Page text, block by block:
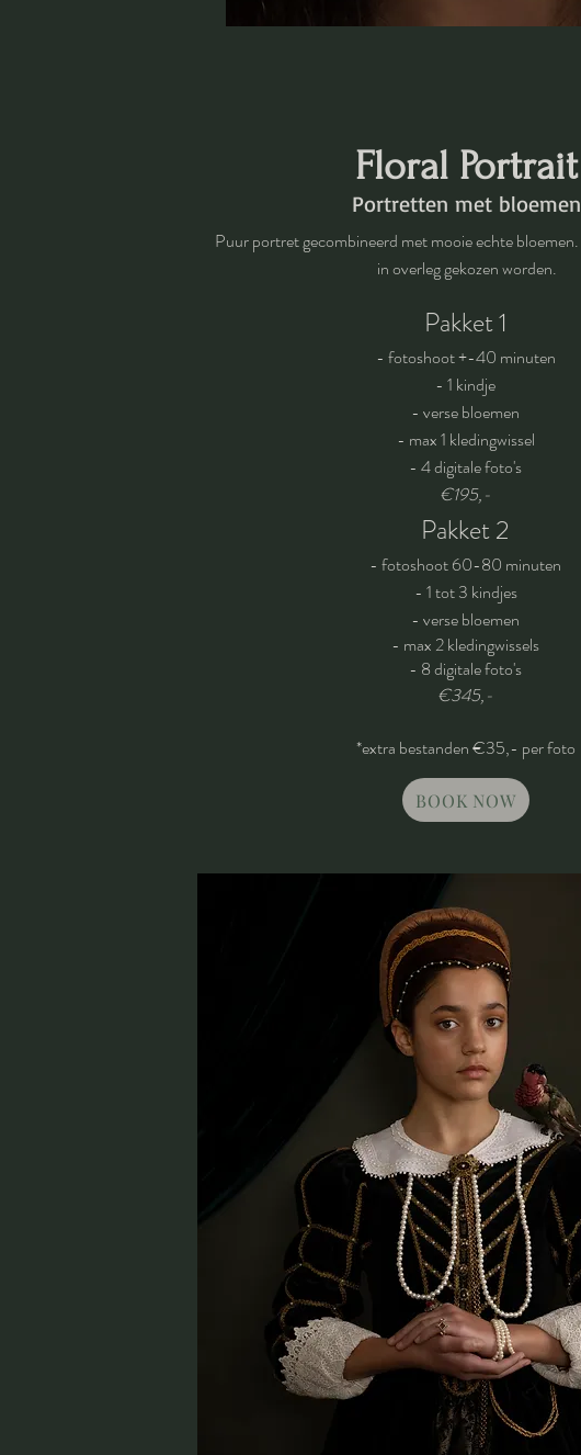
Floral Portrait
Portretten met bloemen
Puur portret gecombineerd met mooie echte
in overleg gekozen worden.
Pakket 1
- fotoshoot +-40 minuten
- 1 kindje
- verse bloemen
- max 1 kledingwissel
- 4 digitale foto's
€195,-
Pakket 2
- fotoshoot 60-80 minuten
- 1 tot 3 kindjes
- verse bloemen
- max 2 kledingwissels
- 8 digitale foto's
€345,-
*extra bestanden €35,- per foto
BOOK NOW